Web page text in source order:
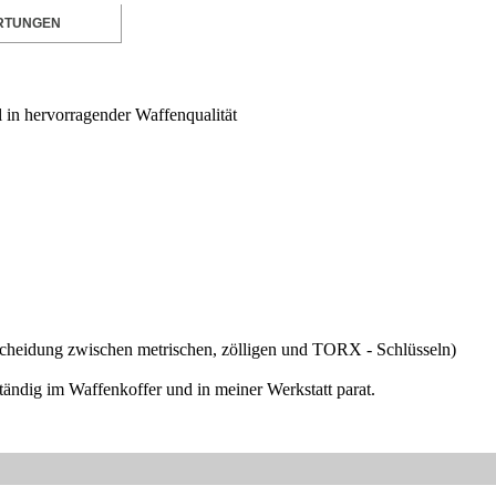
hervorragender Waffenqualität
zwischen metrischen, zölligen und TORX - Schlüsseln)
im Waffenkoffer und in meiner Werkstatt parat.